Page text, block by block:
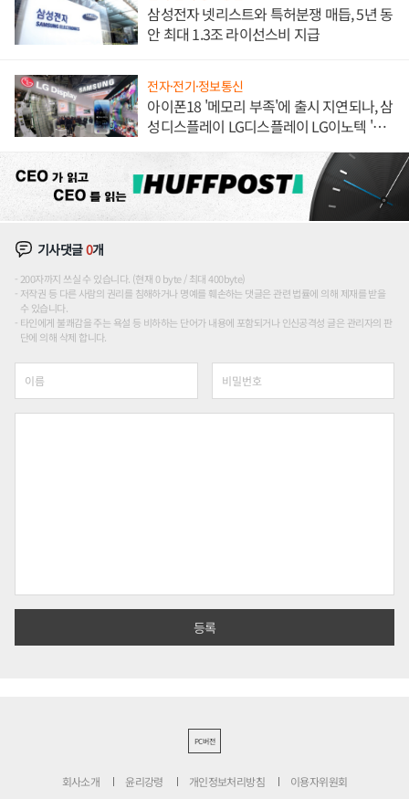
삼성전자 넷리스트와 특허분쟁 매듭, 5년 동
안 최대 1.3조 라이선스비 지급
전자·전기·정보통신
아이폰18 '메모리 부족'에 출시 지연되나, 삼
성디스플레이 LG디스플레이 LG이노텍 '탈
기사댓글0개
200자까지 쓰실 수 있습니다. (현재 0 byte / 최대 400byte)
저작권 등 다른 사람의 권리를 침해하거나 명예를 훼손하는 댓글은 관련 법률에 의해 제재를 받을
수 있습니다.
타인에게 불쾌감을 주는 욕설 등 비하하는 단어가 내용에 포함되거나 인신공격성 글은 관리자의 판
단에 의해 삭제 합니다.
PC버전
회사소개 윤리강령 개인정보처리방침 이용자위원회